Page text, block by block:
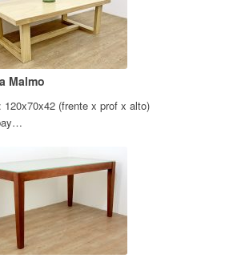
Malmo
120x70x42 (frente x prof x alto)